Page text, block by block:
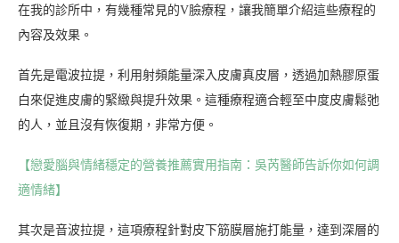
在我的診所中，有幾種常見的V臉療程，讓我簡單介紹這些療程的
內容及效果。
首先是電波拉提，利用射頻能量深入皮膚真皮層，透過加熱膠原蛋
白來促進皮膚的緊緻與提升效果。這種療程適合輕至中度皮膚鬆弛
的人，並且沒有恢復期，非常方便。
【戀愛腦與情緒穩定的營養推薦實用指南：吳芮醫師告訴你如何調
適情緒】
其次是音波拉提，這項療程針對皮下筋膜層施打能量，達到深層的